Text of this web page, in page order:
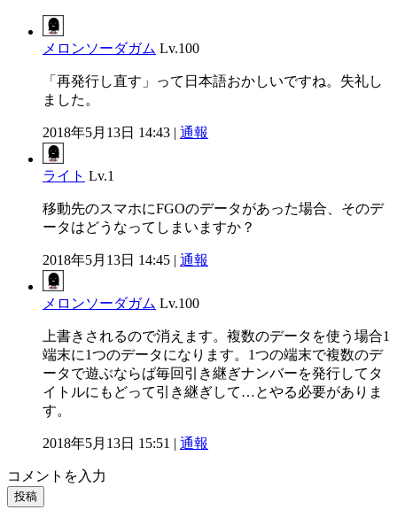
メロンソーダガム Lv.100
「再発行し直す」って日本語おかしいですね。失礼し
ました。
2018年5月13日 14:43 | 通報
ライト Lv.1
移動先のスマホにFGOのデータがあった場合、そのデ
ータはどうなってしまいますか？
2018年5月13日 14:45 | 通報
メロンソーダガム Lv.100
上書きされるので消えます。複数のデータを使う場合1
端末に1つのデータになります。1つの端末で複数のデ
ータで遊ぶならば毎回引き継ぎナンバーを発行してタ
イトルにもどって引き継ぎして…とやる必要がありま
す。
2018年5月13日 15:51 | 通報
コメントを入力
投稿